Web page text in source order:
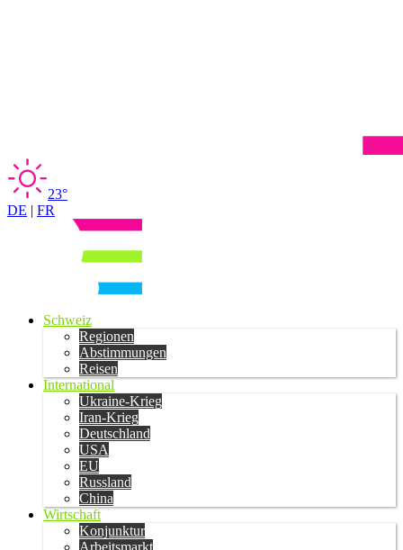
23°
DE | FR
Schweiz
Regionen
Abstimmungen
Reisen
International
Ukraine-Krieg
Iran-Krieg
Deutschland
USA
EU
Russland
China
Wirtschaft
Konjunktur
Arbeitsmarkt